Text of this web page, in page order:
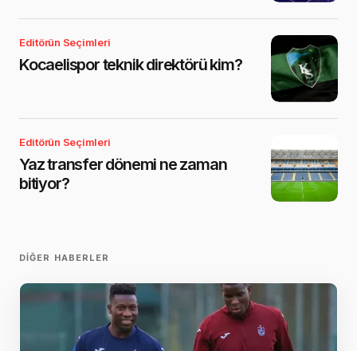
Editörün Seçimleri
Kocaelispor teknik direktörü kim?
Editörün Seçimleri
Yaz transfer dönemi ne zaman
bitiyor?
DIĞER HABERLER